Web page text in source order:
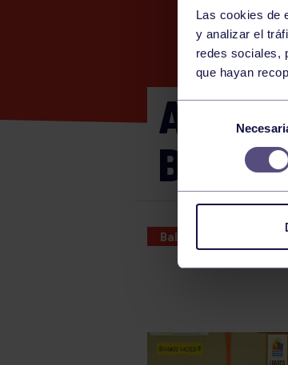
Las cookies de
y analizar el
redes sociales,
que hayan
Selección
consentimiento
Baloncesto 10